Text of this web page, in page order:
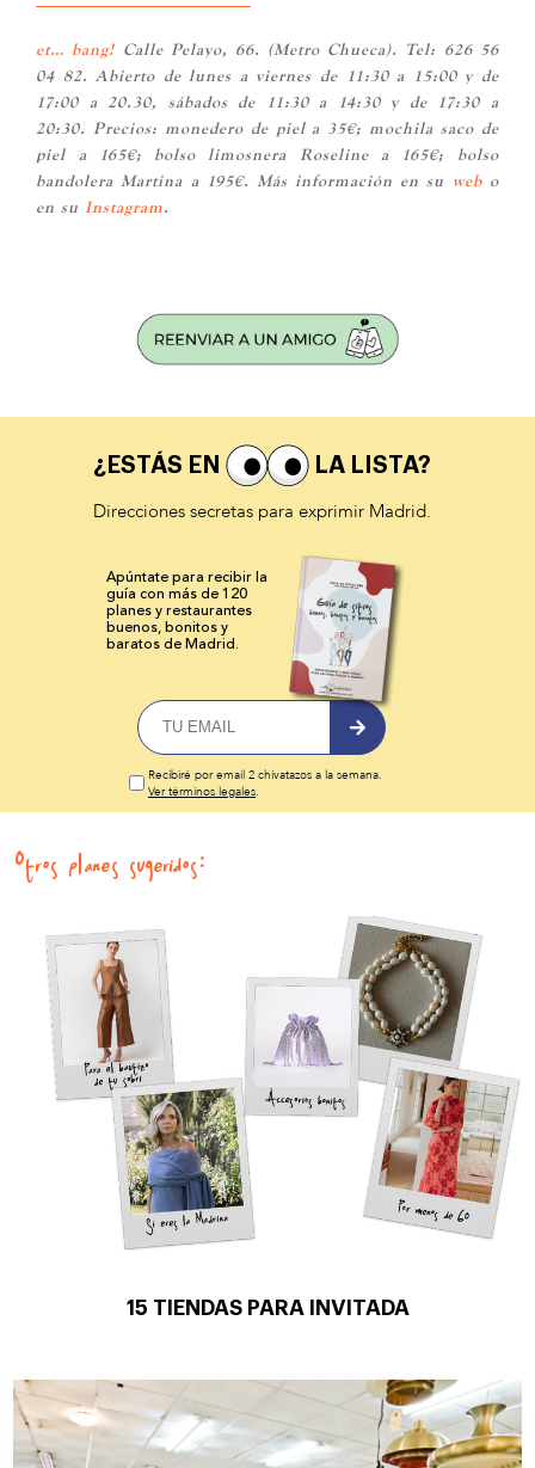
et… bang! Calle Pelayo, 66. (Metro Chueca). Tel: 626 56
04 82. Abierto de lunes a viernes de 11:30 a 15:00 y de
17:00 a 20.30, sábados de 11:30 a 14:30 y de 17:30 a
20:30. Precios: monedero de piel a 35€; mochila saco de
piel a 165€; bolso limosnera Roseline a 165€; bolso
bandolera Martina a 195€. Más información en su webo
en su Instagram.
¿ESTÁS EN
LA LISTA?
Direcciones secretas para exprimir Madrid.
Apúntate para recibir la
guía con más de 120
planes y restaurantes
buenos, bonitos y
baratos de Madrid.
Recibiré por email 2 chivatazos a la semana.
Ver términos legales.
Otros planes sugeridos:
15 TIENDAS PARA INVITADA